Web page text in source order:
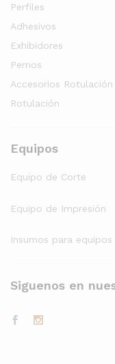
Perfiles
Adhesivos
Exhibidores
Pernos
Accesorios Rotulación
Rotulación
Equipos
Equipo de Corte
Equipo de Impresión
Insumos para equipos
Siguenos en